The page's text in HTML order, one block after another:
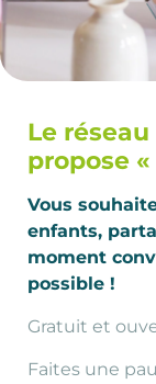
Le
propose
Vous
enfants,
moment
possible !
Gratuit et
Faites une